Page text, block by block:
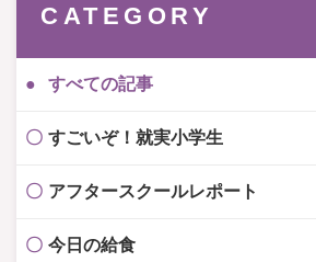
CATEGORY
すべての記事
すごいぞ！就実小学生
アフタースクールレポート
今日の給食